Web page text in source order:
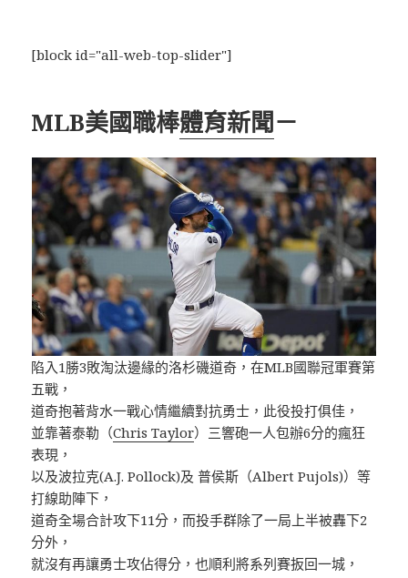
[block id="all-web-top-slider"]
MLB美國職棒體育新聞－
陷入1勝3敗淘汰邊緣的洛杉磯道奇，在MLB國聯冠軍賽第
五戰，
道奇抱著背水一戰心情繼續對抗勇士，此役投打俱佳，
並靠著泰勒（Chris Taylor）三響砲一人包辦6分的瘋狂
表現，
以及波拉克(A.J. Pollock)及 普侯斯（Albert Pujols)）等
打線助陣下，
道奇全場合計攻下11分，而投手群除了一局上半被轟下2
分外，
就沒有再讓勇士攻佔得分，也順利將系列賽扳回一城，